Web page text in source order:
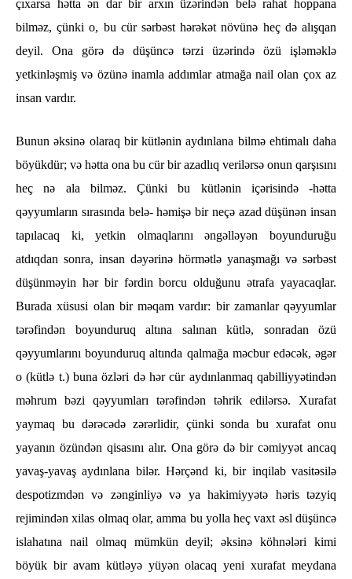
çıxarsa hətta ən dar bir arxın üzərindən belə rahat hoppana
bilməz, çünki o, bu cür sərbəst hərəkət növünə heç də alışqan
deyil. Ona görə də düşüncə tərzi üzərində özü işləməklə
yetkinləşmiş və özünə inamla addımlar atmağa nail olan çox az
insan vardır.
Bunun əksinə olaraq bir kütlənin aydınlana bilmə ehtimalı daha
böyükdür; və hətta ona bu cür bir azadlıq verilərsə onun qarşısını
heç nə ala bilməz. Çünki bu kütlənin içərisində -hətta
qəyyumların sırasında belə- həmişə bir neçə azad düşünən insan
tapılacaq ki, yetkin olmaqlarını əngəlləyən boyunduruğu
atdıqdan sonra, insan dəyərinə hörmətlə yanaşmağı və sərbəst
düşünməyin hər bir fərdin borcu olduğunu ətrafa yayacaqlar.
Burada xüsusi olan bir məqam vardır: bir zamanlar qəyyumlar
tərəfindən boyunduruq altına salınan kütlə, sonradan özü
qəyyumlarını boyunduruq altında qalmağa məcbur edəcək, əgər
o (kütlə t.) buna özləri də hər cür aydınlanmaq qabilliyyətindən
məhrum bəzi qəyyumları tərəfindən təhrik edilərsə. Xurafat
yaymaq bu dərəcədə zərərlidir, çünki sonda bu xurafat onu
yayanın özündən qisasını alır. Ona görə də bir cəmiyyət ancaq
yavaş-yavaş aydınlana bilər. Hərçənd ki, bir inqilab vasitəsilə
despotizmdən və zənginliyə və ya hakimiyyətə həris təzyiq
rejimindən xilas olmaq olar, amma bu yolla heç vaxt əsl düşüncə
islahatına nail olmaq mümkün deyil; əksinə köhnələri kimi
böyük bir avam kütləyə yüyən olacaq yeni xurafat meydana